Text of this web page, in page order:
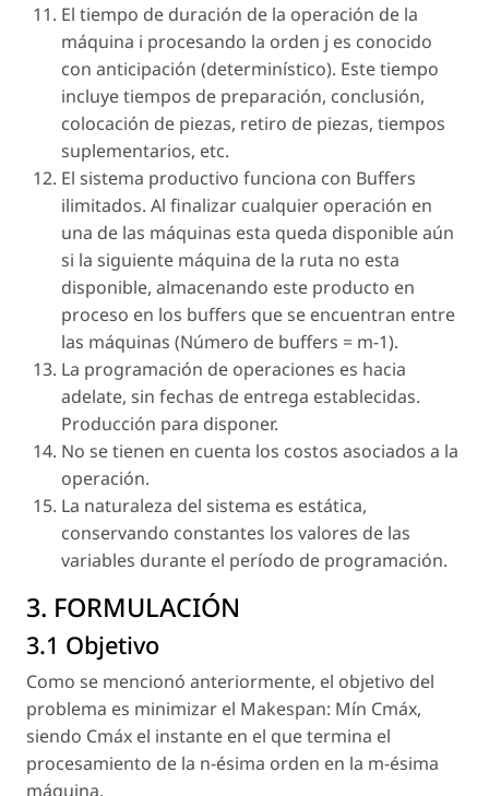
El tiempo de duración de la operación de la
máquina i procesando la orden j es conocido
con anticipación (determinístico). Este tiempo
incluye tiempos de preparación, conclusión,
colocación de piezas, retiro de piezas, tiempos
suplementarios, etc.
El sistema productivo funciona con Buffers
ilimitados. Al finalizar cualquier operación en
una de las máquinas esta queda disponible aún
si la siguiente máquina de la ruta no esta
disponible, almacenando este producto en
proceso en los buffers que se encuentran entre
las máquinas (Número de buffers = m-1).
La programación de operaciones es hacia
adelate, sin fechas de entrega establecidas.
Producción para disponer.
No se tienen en cuenta los costos asociados a la
operación.
La naturaleza del sistema es estática,
conservando constantes los valores de las
variables durante el período de programación.
3. FORMULACIÓN
3.1 Objetivo
Como se mencionó anteriormente, el objetivo del
problema es minimizar el Makespan: Mín Cmáx,
siendo Cmáx el instante en el que termina el
procesamiento de la n-ésima orden en la m-ésima
máquina.